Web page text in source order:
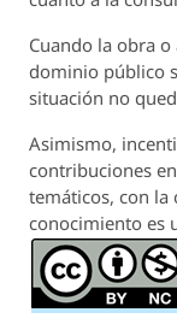
Cuando la obra
dominio público
situación no
Asimismo,
contribuciones
temáticos, con la
conocimiento es